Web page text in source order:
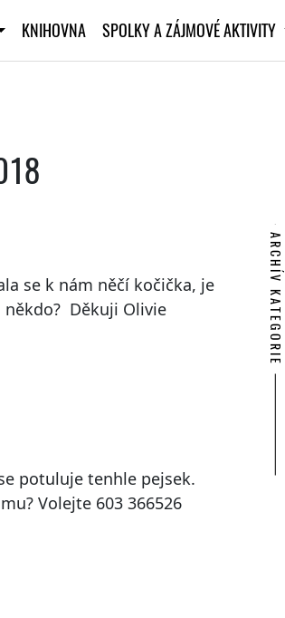
KNIHOVNA SPOLKY A ZÁJMOVÉ AKTIVITY
se k nám něčí kočička, je
Děkuji Olivie
potuluje tenhle pejsek.
Volejte 603 366526
ARCHÍV KATEGORIE